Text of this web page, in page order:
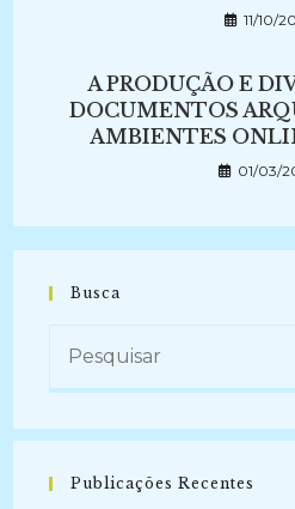
11/10/
A PRODUÇÃO E
DOCUMENTOS
AMBIENTES
01/03/
Busca
Publicações Recentes